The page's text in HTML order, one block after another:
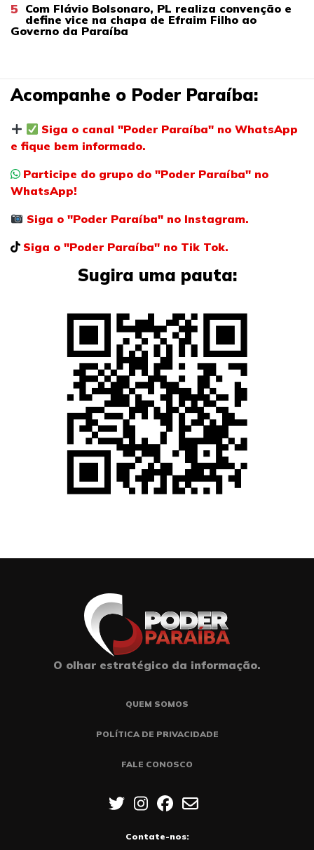
5 Com Flávio Bolsonaro, PL realiza convenção e
define vice na chapa de Efraim Filho ao
Governo da Paraíba
Acompanhe o Poder Paraíba:
Siga o canal "Poder Paraíba" no WhatsApp
e fique bem informado.
Participe do grupo do "Poder Paraíba" no
WhatsApp!
Siga o "Poder Paraíba" no Instagram.
Siga o "Poder Paraíba" no Tik Tok.
Sugira uma pauta:
O olhar estratégico da informação.
QUEM SOMOS
POLÍTICA DE PRIVACIDADE
FALE CONOSCO
Contate-nos: